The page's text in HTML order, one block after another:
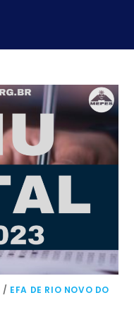
/ EFA DE RIO NOVO DO